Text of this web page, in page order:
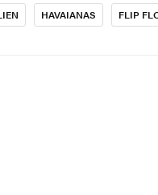
HAVAIANAS FLIP